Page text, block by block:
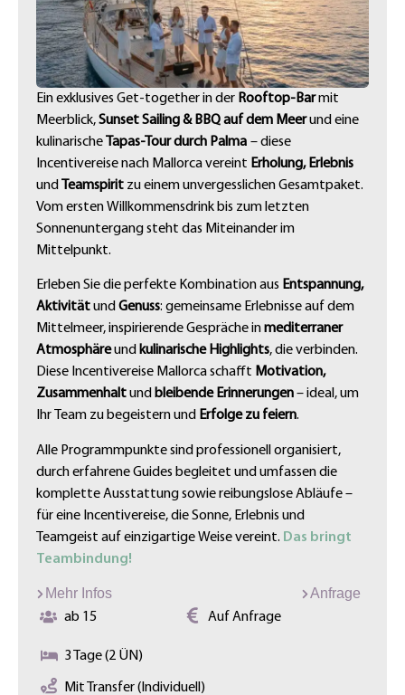
Ein exklusives Get-together in der Rooftop-Barmit
Meerblick,Sunset Sailing & BBQ auf dem Meerund eine
kulinarische
Tapas-Tour durch Palma – diese
Incentivereise nach Mallorca vereint Erholung, Erlebnis
und
Teamspirit zu einem unvergesslichen Gesamtpaket.
Vom ersten Willkommensdrink bis zum letzten
Sonnenuntergang steht das Miteinander im
Mittelpunkt.
Erleben Sie die perfekte Kombination aus Entspannung,
AktivitätundGenuss: gemeinsame Erlebnisse auf dem
Mittelmeer, inspirierende Gespräche inmediterraner
Atmosphäreundkulinarische Highlights, die verbinden.
Diese Incentivereise Mallorca schafft Motivation,
Zusammenhaltundbleibende Erinnerungen– ideal, um
Ihr Team zu begeistern und Erfolge zu feiern.
Alle Programmpunkte sind professionell organisiert,
durch erfahrene Guides begleitet und umfassen die
komplette Ausstattung sowie reibungslose Abläufe –
für eine Incentivereise, die Sonne, Erlebnis und
Teamgeist auf einzigartige Weise vereint. Das bringt
Teambindung!
Mehr Infos
Anfrage
ab 15
Auf Anfrage
3 Tage (2 ÜN)
Mit Transfer (Individuell)